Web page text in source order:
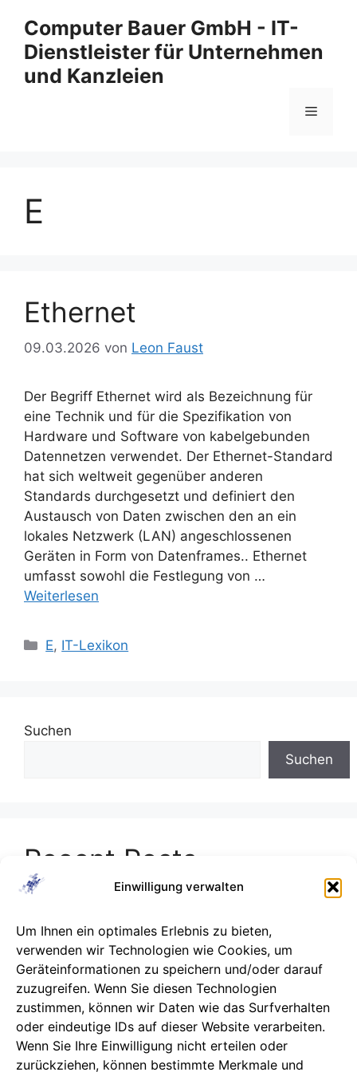
Einwilligung verwalten
Um Ihnen ein optimales Erlebnis zu bieten,
verwenden wir Technologien wie Cookies, um
Geräteinformationen zu speichern und/oder darauf
zuzugreifen. Wenn Sie diesen Technologien
zustimmen, können wir Daten wie das Surfverhalten
oder eindeutige IDs auf dieser Website verarbeiten.
Wenn Sie Ihre Einwilligung nicht erteilen oder
zurückziehen, können bestimmte Merkmale und
Inhalt
springen
Computer Bauer GmbH - IT-
Dienstleister für Unternehmen
und Kanzleien
Menü
E
Ethernet
09.03.2026 von Leon Faust
Der Begriff Ethernet wird als Bezeichnung für
eine Technik und für die Spezifikation von
Hardware und Software von kabelgebunden
Datennetzen verwendet. Der Ethernet-Standard
hat sich weltweit gegenüber anderen
Standards durchgesetzt und definiert den
Austausch von Daten zwischen den an ein
lokales Netzwerk (LAN) angeschlossenen
Geräten in Form von Datenframes.. Ethernet
umfasst sowohl die Festlegung von …
Weiterlesen
Kategorien
E, IT-Lexikon
Suchen
Suchen
Recent Posts
USB‑C
Single Sign-On
Webinar: Microsoft Copilot im Kanzleialltag
28.07. – 31.07.2026